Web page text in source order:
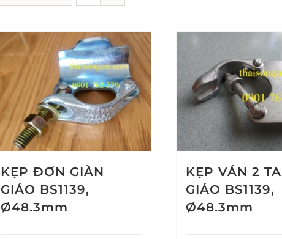
KẸP ĐƠN GIÀN
GIÁO BS1139,
Ø48.3mm
KẸP VÁN 2
GIÁO BS1139,
Ø48.3mm